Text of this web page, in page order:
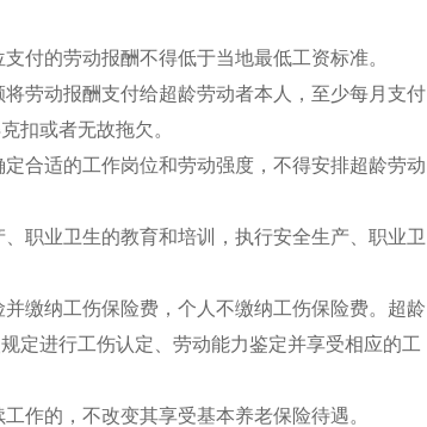
付的劳动报酬不得低于当地最低工资标准。
劳动报酬支付给超龄劳动者本人，至少每月支付
扣或者无故拖欠。
合适的工作岗位和劳动强度，不得安排超龄劳动
职业卫生的教育和培训，执行安全生产、职业卫
缴纳工伤保险费，个人不缴纳工伤保险费。超龄
定进行工伤认定、劳动能力鉴定并享受相应的工
作的，不改变其享受基本养老保险待遇。